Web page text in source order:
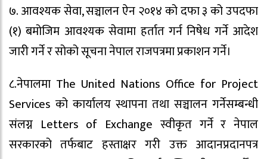
७. आवश्यक सेवा, सञ्चालन ऐन २०१४ को दफा ३ को उपदफा
(१) बमोजिम आवश्यक सेवामा हर्तात गर्न निषेध गर्ने आदेश
जारी गर्ने र सोको सूचना नेपाल राजपत्रमा प्रकाशन गर्ने।
८.नेपालमा The United Nations Office for Project
Services को कार्यालय स्थापना तथा सञ्चालन गर्नेसम्बन्धी
संलग्न Letters of Exchange स्वीकृत गर्ने र नेपाल
सरकारको तर्फबाट हस्ताक्षर गरी उक्त आदानप्रदानपत्र